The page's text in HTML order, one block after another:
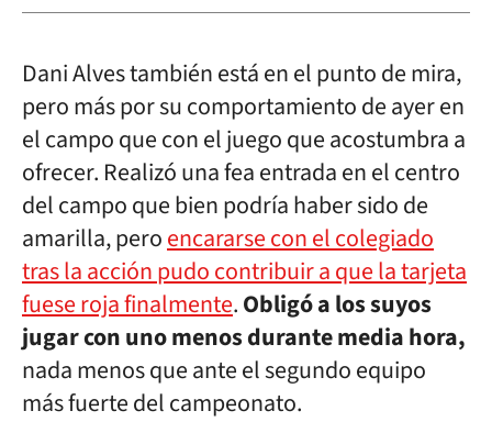
Dani Alves también está en el punto de mira,
pero más por su comportamiento de ayer en
el campo que con el juego que acostumbra a
ofrecer. Realizó una fea entrada en el centro
del campo que bien podría haber sido de
amarilla, peroencararse con el colegiado
tras la acción pudo contribuir a que la tarjeta
fuese roja finalmente.Obligó a los suyos
jugar con uno menos durante media hora,
nada menos que ante el segundo equipo
más fuerte del campeonato.